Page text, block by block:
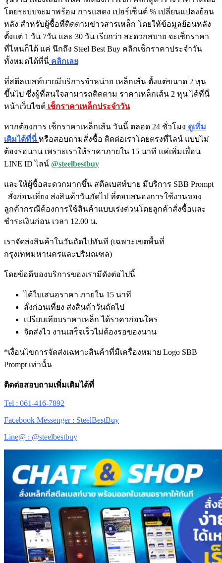
โดยระบบจะมาพร้อม การแสดง เปอร์เซ็นต์ % เปลี่ยนแปลงย้อน
หลัง สำหรับผู้ซื้อที่ติดตามข่าวสารเหล็ก โดยให้ข้อมูลย้อนหลัง
ตั้งแต่ 1 วัน 7วัน และ 30 วัน เรียกว่า สะดวกสบาย จะเช็กราคา
ที่ไหนก็ได้ แค่ นึกถึง Steel Best Buy คลิกเช็กราคาประจำวัน
ทั้งหมดได้ที่นี่ คลิกเลย
ที่สตีลเบสท์บายมีบริการจำหน่าย เหล็กเส้น ตั้งแต่ขนาด 2 หุน
ขึ้นไป ซึ่งผู้ที่สนใจสามารถติดตาม ราคาเหล็กเส้น 2 หุน ได้ที่นี่
หน้าเว็บไซต์ เช็กราคาเหล็กประจำวัน
หากต้องการ เช็กราคาเหล็กเส้น วันนี้ ตลอด 24 ชั่วโมง ดูเพิ่ม
เติมได้ที่นี่ หรือสอบถามสั่งซื้อ ติดต่อเราโดยตรงที่ไลน์ แบบไม่
ต้องรอนาน เพราะเราให้ราคาภายใน 15 นาที แค่เพิ่มเพื่อน
LINE ID ไลน์ @steelbestbuy
และให้ผู้ซื้อสะดวกมากขึ้น สตีลเบสท์บาย มีบริการ SBB Prompt
สั่งก่อนเที่ยง ส่งสินค้าวันถัดไป ที่ตอบสนองการใช้งานของ
ลูกค้ากรณีต้องการใช้สินค้าแบบเร่งด่วนโดยลูกค้าสั่งซื้อและ
ชำระเงินก่อน เวลา 12.00 น.
เราจัดส่งสินค้าในวันถัดไปทันที (เฉพาะเขตพื้นที่
กรุงเทพมหานครและปริมณฑล)
โดยข้อดีของบริการของเรามีดังต่อไปนี้
ได้ใบเสนอราคา ภายใน 15 นาที
สั่งก่อนเที่ยง ส่งสินค้าวันถัดไป
เปรียบเทียบราคาเหล็ก ได้ราคาก่อนใคร
จัดส่งไว งานเสร็จเร็วไม่ต้องรอของนาน
*เงื่อนไขการจัดส่งเฉพาะสินค้าที่มีเครื่องหมาย Logo SBB
Prompt เท่านั้น
ติดต่อสอบถามเพิ่มเติมได้ที่
Tel : 061-416-7892
Facebook Messenger : SteelBestBuy
Line@ : @steelbestbuy